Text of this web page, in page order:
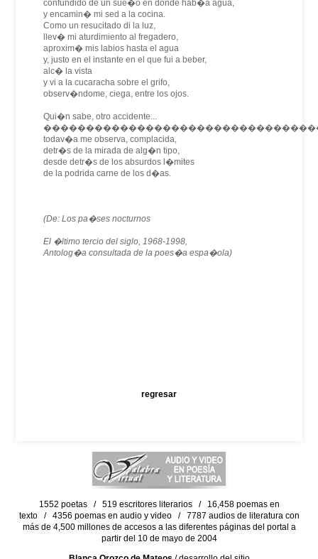
confundido de un sue�o en donde hab�a agua,
y encamin� mi sed a la cocina.
Como un resucitado di la luz,
llev� mi aturdimiento al fregadero,
aproxim� mis labios hasta el agua
y, justo en el instante en el que fui a beber,
alc� la vista
y vi a la cucaracha sobre el grifo,
observ�ndome, ciega, entre los ojos.
Qui�n sabe, otro accidente...
todav�a me observa, complacida,
detr�s de la mirada de alg�n tipo,
desde detr�s de los absurdos l�mites
de la podrida carne de los d�as.
(De: Los pa�ses nocturnos
El �ltimo tercio del siglo, 1968-1998,
Antolog�a consultada de la poes�a espa�ola)
regresar
1552 poetas / 519 escritores literarios / 16,458 poemas en
texto / 4356 poemas en audio y video / 7787 audios de literatura con
más de 4,500 millones de accesos a las diferentes páginas del portal a
partir del 10 de mayo de 2004